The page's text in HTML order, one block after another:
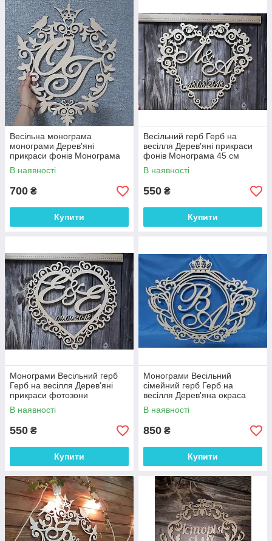
Весільна монограма
монограми Дерев'яні
прикраси фонів Монограма
60 см
В наявності
700 ₴
Купити
Весільний герб Герб на
весілля Дерев'яні прикраси
фонів Монограма 45 см
В наявності
550 ₴
Купити
Монограми Весільний герб
Герб на весілля Дерев'яні
прикраси фотозони
Монограма 45 см
В наявності
550 ₴
Купити
Монограми Весільний
сімейний герб Герб на
весілля Дерев'яна окраса
столу "Серце №1" 60 см
В наявності
850 ₴
Купити